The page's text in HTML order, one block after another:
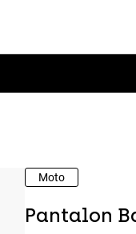
Moto
Pantalon